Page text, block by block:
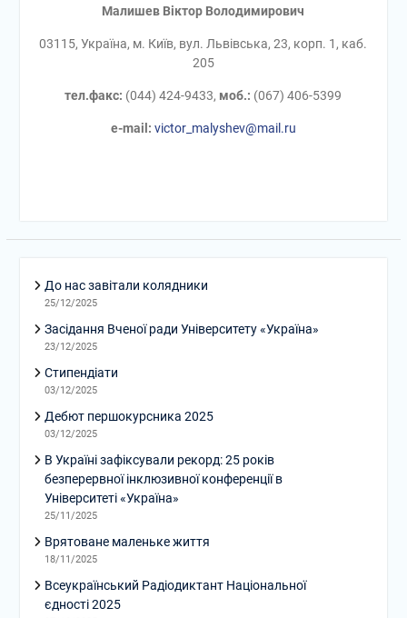
Малишев Віктор Володимирович
03115, Україна, м. Київ, вул. Львівська, 23, корп. 1, каб.
205
тел.факс: (044) 424-9433, моб.: (067) 406-5399
е-mail: victor_malyshev@mail.ru
До нас завітали колядники
25/12/2025
Засідання Вченої ради Університету «Україна»
23/12/2025
Стипендіати
03/12/2025
Дебют першокурсника 2025
03/12/2025
В Україні зафіксували рекорд: 25 років
безперервної інклюзивної конференції в
Університеті «Україна»
25/11/2025
Врятоване маленьке життя
18/11/2025
Всеукраїнський Радіодиктант Національної
єдності 2025